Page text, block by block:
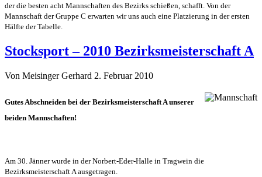
der die besten acht Mannschaften des Bezirks schießen, schafft. Von der
Mannschaft der Gruppe C erwarten wir uns auch eine Platzierung in der ersten
Hälfte der Tabelle.
Stocksport – 2010 Bezirksmeisterschaft A
Von Meisinger Gerhard 2. Februar 2010
Gutes Abschneiden bei der Bezirksmeisterschaft A unserer
beiden Mannschaften!
Am 30. Jänner wurde in der Norbert-Eder-Halle in Tragwein die
Bezirksmeisterschaft A ausgetragen.